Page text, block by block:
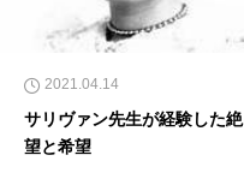
2021.04.14
サリヴァン先生が経験した絶
望と希望